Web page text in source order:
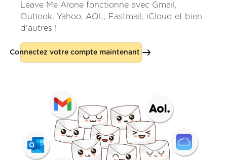
Leave Me Alone fonctionne avec Gmail,
Outlook, Yahoo, AOL, Fastmail, iCloud et bien
d'autres !
Connectez votre compte maintenant